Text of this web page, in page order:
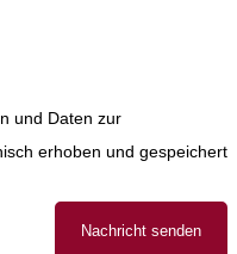
und Daten zur
erhoben und gespeichert
Nachricht senden